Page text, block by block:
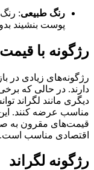
رنگ طبیعی:
پوست بنشیند
رژگونه با
رژگونه‌های زیادی در
دارند. در حالی که برخی
دیگری مانند لگراند
مناسب عرضه کنند. این
قیمت‌های مقرون به
اقتصادی مناسب است.
رژگونه لگراند